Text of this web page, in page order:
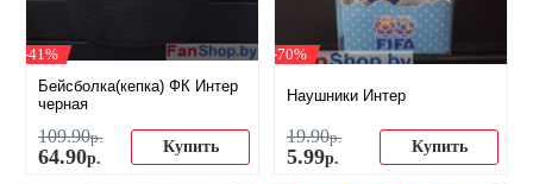
-41%
Бейсболка(кепка) ФК Интер
черная
109.90р.
64.90р.
Купить
-70%
Наушники Интер
19.90р.
5.99р.
Купить